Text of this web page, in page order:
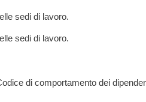
sedi di lavoro.
sedi di lavoro.
di comportamento dei